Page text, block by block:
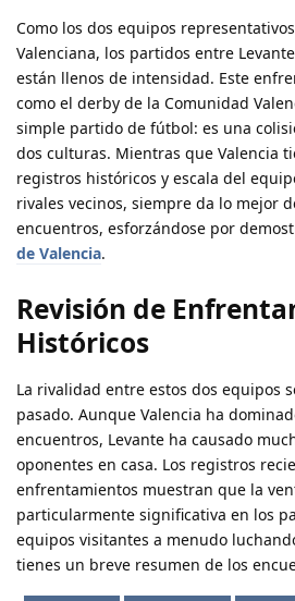
Como los dos equipos
Valenciana, los partidos entre
están llenos de intensidad. Este
como el derby de la Comunidad
simple partido de fútbol: es una
dos culturas. Mientras que Valencia
registros históricos y escala del
rivales vecinos, siempre da lo mejor
encuentros, esforzándose por
de Valencia.
Revisión de
Históricos
La rivalidad entre estos dos equipos
pasado. Aunque Valencia ha
encuentros, Levante ha causado
oponentes en casa. Los registros
enfrentamientos muestran que la
particularmente significativa en los
equipos visitantes a menudo
tienes un breve resumen de los